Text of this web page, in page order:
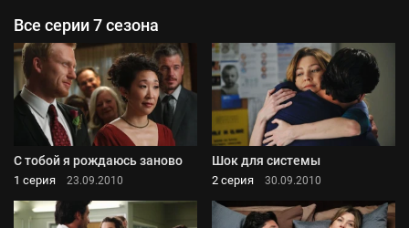
Все серии 7 сезона
С тобой я рождаюсь заново
1 серия 23.09.2010
Шок для системы
2 серия 30.09.2010